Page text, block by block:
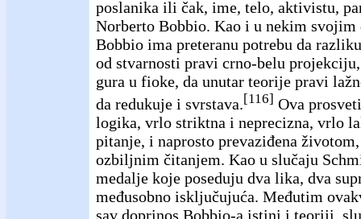
poslanika ili čak, ime, telo, aktivistu,
Norberto Bobbio. Kao i u nekim
Bobbio ima preteranu potrebu da
od stvarnosti pravi crno-belu
gura u fioke, da unutar teorije pravi
da redukuje i svrstava.[116] Ova
logika, vrlo striktna i neprecizna, vrlo
pitanje, i naprosto prevaziđena
ozbiljnim čitanjem. Kao u slučaju
medalje koje poseduju dva lika, dva
međusobno isključujuća. Međutim
sav doprinos Bobbio-a istini i teoriji,